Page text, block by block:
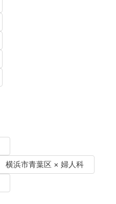
横浜市青葉区 × 婦人科